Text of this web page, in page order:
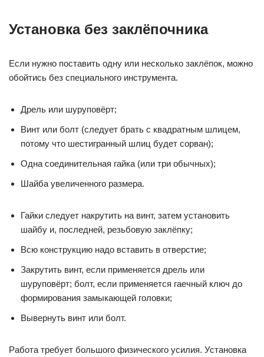
Установка без заклёпочника
Если нужно поставить одну или несколько заклёпок, можно
обойтись без специального инструмента.
Дрель или шуруповёрт;
Винт или болт (следует брать с квадратным шлицем,
потому что шестигранный шлиц будет сорван);
Одна соединительная гайка (или три обычных);
Шайба увеличенного размера.
Гайки следует накрутить на винт, затем установить
шайбу и, последней, резьбовую заклёпку;
Всю конструкцию надо вставить в отверстие;
Закрутить винт, если применяется дрель или
шуруповёрт; болт, если применяется гаечный ключ до
формирования замыкающей головки;
Вывернуть винт или болт.
Работа требует большого физического усилия. Установка